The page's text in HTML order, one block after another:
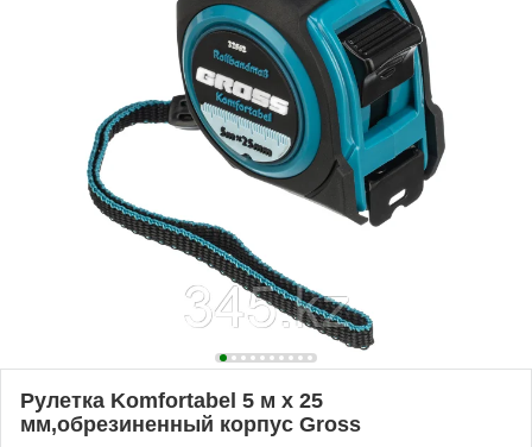
Рулетка Komfortabel 5 м х 25
мм,обрезиненный корпус Gross